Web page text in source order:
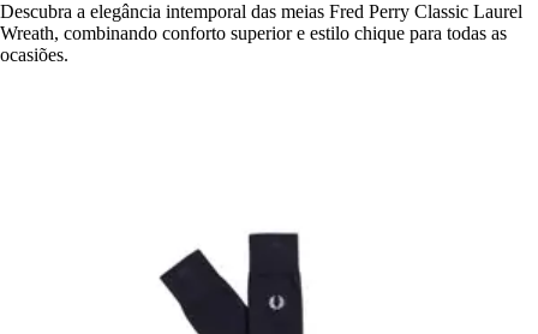
Descubra a elegância intemporal das meias Fred Perry Classic Laurel
Wreath, combinando conforto superior e estilo chique para todas as
ocasiões.